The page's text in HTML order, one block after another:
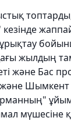
жаппай
жылдың
және Бас
және Шымкент
мүшесіне